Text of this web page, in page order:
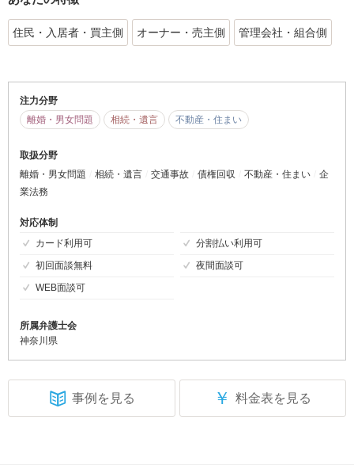
住民・入居者・買主側 オーナー・売主側 管理会社・組合側
注力分野
離婚・男女問題
相続・遺言 不動産・住まい
取扱分野
離婚・男女問題
相続・遺言 交通事故 債権回収 不動産・住まい
企
業法務
対応体制
カード利用可
分割払い利用可
初回面談無料
夜間面談可
WEB面談可
所属弁護士会
神奈川県
事例を見る ￥ 料金表を見る